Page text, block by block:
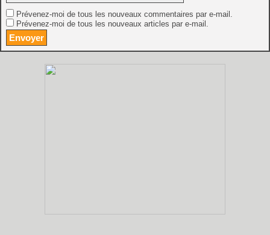
Prévenez-moi de tous les nouveaux commentaires par e-mail.
Prévenez-moi de tous les nouveaux articles par e-mail.